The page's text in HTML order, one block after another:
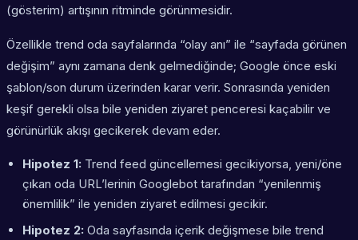
(gösterim) artışının ritminde görünmesidir.
Özellikle trend oda sayfalarında “olay anı” ile “sayfada görünen
değişim” aynı zamana denk gelmediğinde; Google önce eski
şablon/son durum üzerinden karar verir. Sonrasında yeniden
keşif gerekli olsa bile yeniden ziyaret penceresi kaçabilir ve
görünürlük akışı gecikerek devam eder.
Hipotez 1: Trend feed güncellemesi gecikiyorsa, yeni/öne
çıkan oda URL’lerinin Googlebot tarafından “yenilenmiş
önemlilik” ile yeniden ziyaret edilmesi gecikir.
Hipotez 2: Oda sayfasında içerik değişmese bile trend